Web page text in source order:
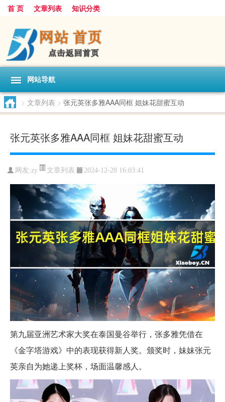
首 页 文章列表 知识分类
网站导航
> 文章列表 > 张元英张多雅AAA同框 姐妹花甜蜜互动
张元英张多雅AAA同框 姐妹花甜蜜互动
网友:zy 文章列表 2024-12-28 16:03:41
第九届亚洲艺术家大奖在泰国曼谷举行，张多雅凭借在
《金字塔游戏》中的表现获得新人奖。颁奖时，妹妹张元
英亲自为她递上奖杯，场面温馨感人。